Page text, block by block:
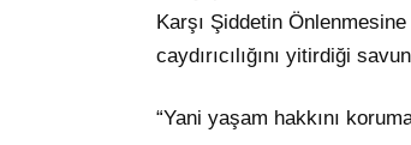
Karşı Şiddetin
caydırıcılığını yitirdiği
“Yani yaşam hakkını